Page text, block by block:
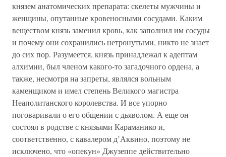
князем анатомических препарата: скелеты мужчины и
женщины, опутанные кровеносными сосудами. Каким
веществом князь заменил кровь, как заполнил им сосуды
и почему они сохранились нетронутыми, никто не знает
до сих пор. Разумеется, князь принадлежал к адептам
алхимии, был членом какого-то загадочного ордена, а
также, несмотря на запреты, являлся вольным
каменщиком и имел степень Великого магистра
Неаполитанского королевства. И все упорно
поговаривали о его общении с дьяволом. А еще он
состоял в родстве с князьями Караманико и,
соответственно, с кавалером д’Аквино, поэтому не
исключено, что «опекун» Джузеппе действительно